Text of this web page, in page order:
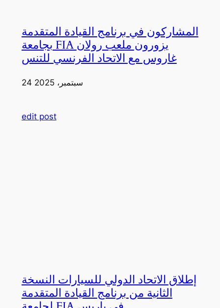
المشاركون في برنامج القيادة المتقدمة
بجامعة FIA يزورون ملعب رولان
غاروس مع الاتحاد الفرنسي للتنس
24 سبتمبر، 2025
edit post
إطلاق الاتحاد الدولي للسيارات النسخة
الثانية من برنامج القيادة المتقدمة